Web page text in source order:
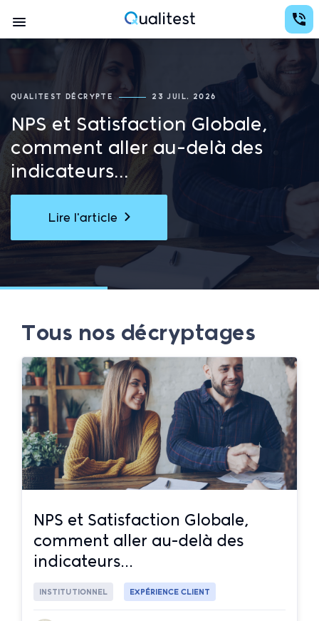
au
contenu
principal
Conception d'études avec des analyses au services de la prise de décision
Qualitest
Navigation
principale
QUALITEST DÉCRYPTE 23 JUIL. 2026
NPS et Satisfaction Globale,
comment aller au-delà des
indicateurs...
Lire l'article
Tous nos décryptages
NPS et Satisfaction Globale,
comment aller au-delà des
indicateurs...
INSTITUTIONNEL EXPÉRIENCE CLIENT